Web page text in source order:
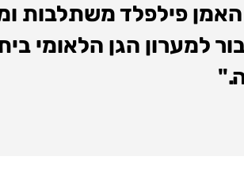
האמן פילפלד משתלבות
למערון הגן הלאומי בית